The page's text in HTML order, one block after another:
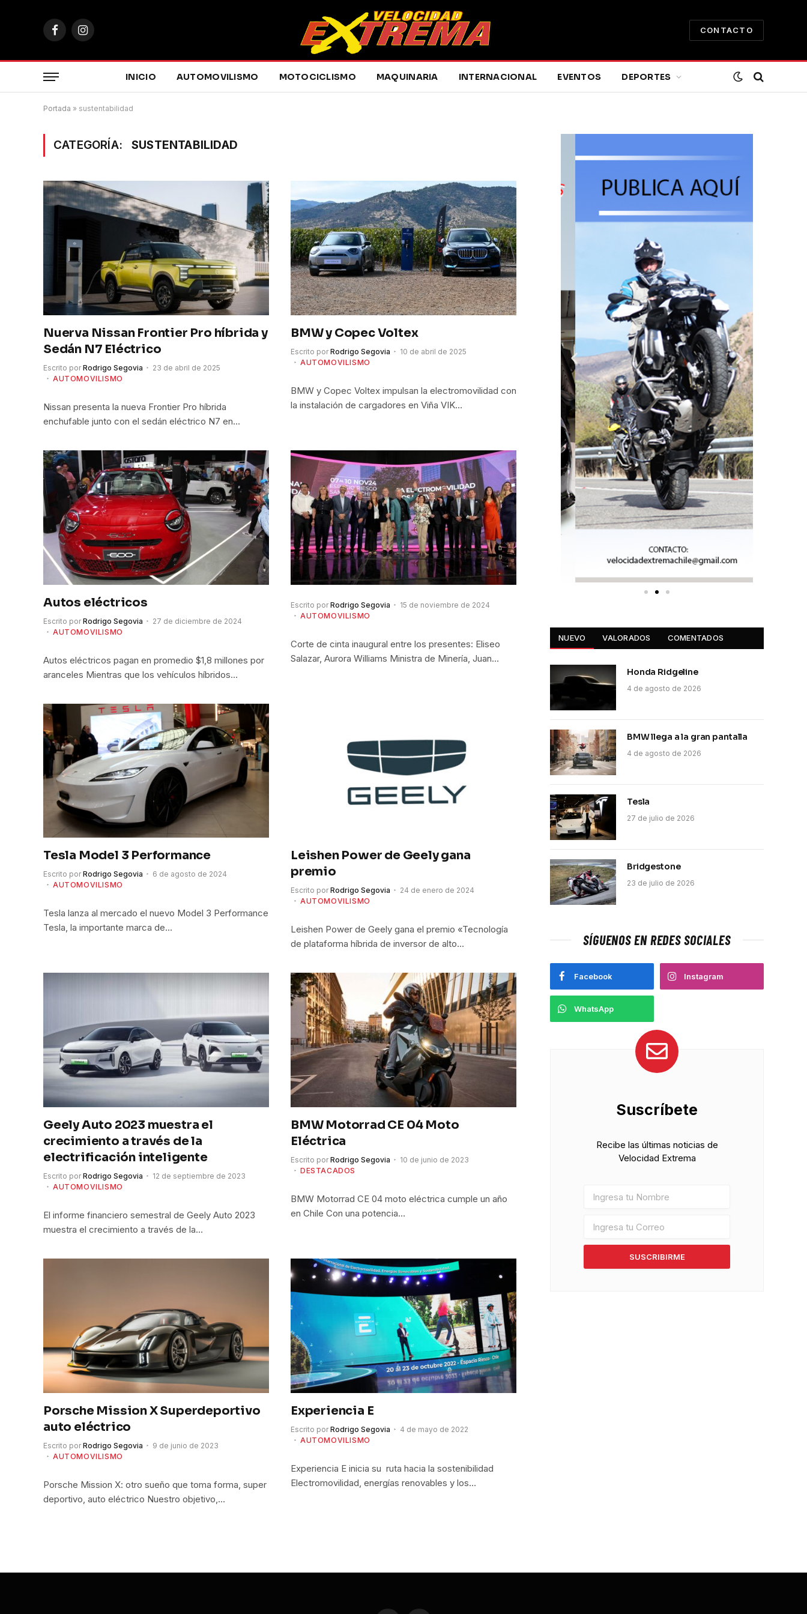
FacebookInstagram
CONTACTO
INICIO AUTOMOVILISMO MOTOCICLISMO MAQUINARIA INTERNACIONAL EVENTOS DEPORTES
Portada » sustentabilidad
CATEGORÍA: SUSTENTABILIDAD
Nuerva Nissan Frontier Pro híbrida y
Sedán N7 Eléctrico
Escrito por Rodrigo Segovia
23 de abril de 2025
AUTOMOVILISMO
Nissan presenta la nueva Frontier Pro híbrida
enchufable junto con el sedán eléctrico N7 en…
BMW y Copec Voltex
Escrito por Rodrigo Segovia
10 de abril de 2025
AUTOMOVILISMO
BMW y Copec Voltex impulsan la electromovilidad con
la instalación de cargadores en Viña VIK…
Autos eléctricos
Escrito por Rodrigo Segovia
27 de diciembre de 2024
AUTOMOVILISMO
Autos eléctricos pagan en promedio $1,8 millones por
aranceles Mientras que los vehículos híbridos…
Escrito por Rodrigo Segovia
15 de noviembre de 2024
AUTOMOVILISMO
Corte de cinta inaugural entre los presentes: Eliseo
Salazar, Aurora Williams Ministra de Minería, Juan…
Tesla Model 3 Performance
Escrito por Rodrigo Segovia
6 de agosto de 2024
AUTOMOVILISMO
Tesla lanza al mercado el nuevo Model 3 Performance
Tesla, la importante marca de…
Leishen Power de Geely gana
premio
Escrito por Rodrigo Segovia
24 de enero de 2024
AUTOMOVILISMO
Leishen Power de Geely gana el premio «Tecnología
de plataforma híbrida de inversor de alto…
Geely Auto 2023 muestra el
crecimiento a través de la
electrificación inteligente
Escrito por Rodrigo Segovia
12 de septiembre de 2023
AUTOMOVILISMO
El informe financiero semestral de Geely Auto 2023
muestra el crecimiento a través de la…
BMW Motorrad CE 04 Moto
Eléctrica
Escrito por Rodrigo Segovia
10 de junio de 2023
DESTACADOS
BMW Motorrad CE 04 moto eléctrica cumple un año
en Chile Con una potencia…
Porsche Mission X Superdeportivo
auto eléctrico
Escrito por Rodrigo Segovia
9 de junio de 2023
AUTOMOVILISMO
Porsche Mission X: otro sueño que toma forma, super
deportivo, auto eléctrico Nuestro objetivo,…
Experiencia E
Escrito por Rodrigo Segovia
4 de mayo de 2022
AUTOMOVILISMO
Experiencia E inicia su ruta hacia la sostenibilidad
Electromovilidad, energías renovables y los…
NUEVO VALORADOS COMENTADOS
Honda Ridgeline
4 de agosto de 2026
BMW llega a la gran pantalla
4 de agosto de 2026
Tesla
27 de julio de 2026
Bridgestone
23 de julio de 2026
SÍGUENOS EN REDES SOCIALES
Facebook Instagram
WhatsApp
Suscríbete
Recibe las últimas noticias de
Velocidad Extrema
SUSCRIBIRME